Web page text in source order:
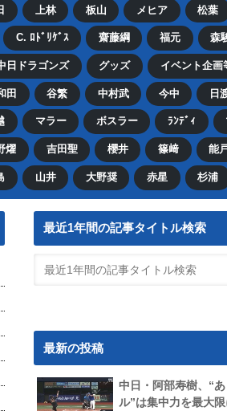
上林 板山 メヒア 松葉
C. ﾛﾄﾞﾘｹﾞｽ 齋藤綱 福元 森
日ドラゴンズ グッズ イベント企画
田 谷繁 中村武 今中 日
マラー ボスラー ﾗﾝﾃﾞｨ
燿 吉田聖 櫻井 篠﨑 能
山井 大野奨 赤星 杉浦
最近1年間の記事タイトル検索
最新の投稿
中日・阿部寿樹、“
ル”は集中力を最大